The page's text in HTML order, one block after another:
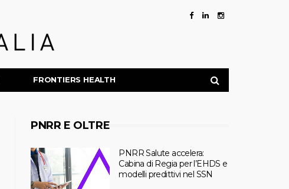
FRONTIERS HEALTH
PNRR E OLTRE
PNRR Salute accelera:
Cabina di Regia per l’EHDS e
modelli predittivi nel SSN